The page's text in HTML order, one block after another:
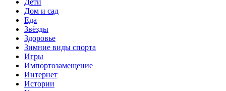
Дом и сад
Еда
Звёзды
Здоровье
Зимние виды спорта
Игры
Импортозамещение
Интернет
Истории